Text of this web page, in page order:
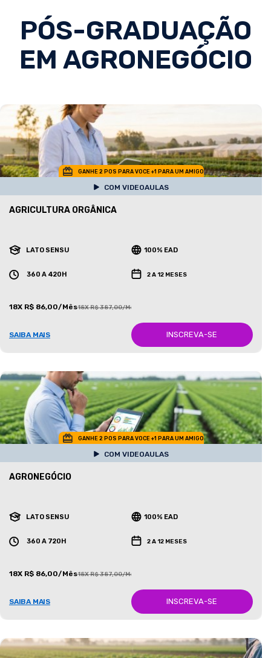
PÓS-GRADUAÇÃO
EM AGRONEGÓCIO
GANHE 2 POS PARA VOCE +1 PARA UM AMIGO
COM VIDEOAULAS
AGRICULTURA ORGÂNICA
LATO SENSU 100% EAD
360 A 420H 2 A 12 MESES
18X R$ 86,00/Mês18X R$ 387,00/Mês
SAIBA MAIS INSCREVA-SE
GANHE 2 POS PARA VOCE +1 PARA UM AMIGO
COM VIDEOAULAS
AGRONEGÓCIO
LATO SENSU 100% EAD
360 A 720H 2 A 12 MESES
18X R$ 86,00/Mês18X R$ 387,00/Mês
SAIBA MAIS INSCREVA-SE